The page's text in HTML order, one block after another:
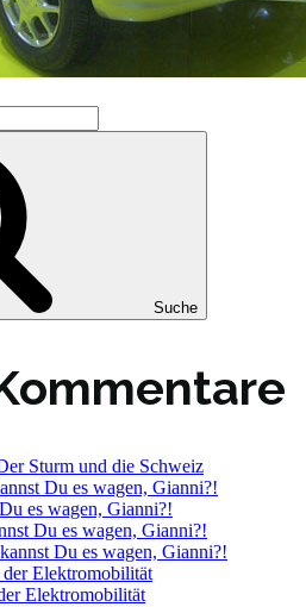
Suche
Sturm und die Schweiz
Du es wagen, Gianni?!
es wagen, Gianni?!
Du es wagen, Gianni?!
Du es wagen, Gianni?!
Elektromobilität
Elektromobilität